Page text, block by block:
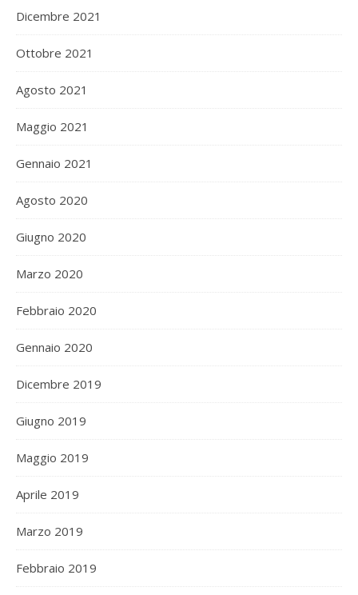
Dicembre 2021
Ottobre 2021
Agosto 2021
Maggio 2021
Gennaio 2021
Agosto 2020
Giugno 2020
Marzo 2020
Febbraio 2020
Gennaio 2020
Dicembre 2019
Giugno 2019
Maggio 2019
Aprile 2019
Marzo 2019
Febbraio 2019